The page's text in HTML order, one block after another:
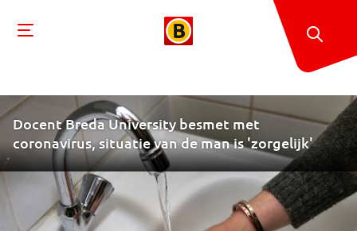
Docent Breda University besmet met
coronavirus, situatie van de man is 'zorgelijk'